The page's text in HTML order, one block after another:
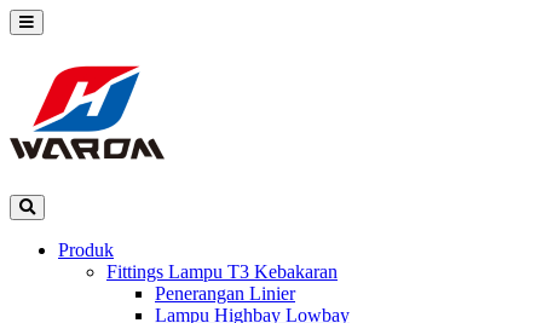
Produk
Fittings Lampu T3 Kebakaran
Penerangan Linier
Lampu Highbay Lowbay